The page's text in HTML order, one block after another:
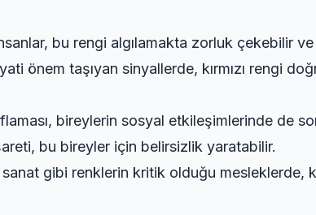
bu rengi algılamakta zorluk çekebilir
önem taşıyan sinyallerde, kırmızı rengi
bireylerin sosyal etkileşimlerinde de
bu bireyler için belirsizlik yaratabilir.
gibi renklerin kritik olduğu mesleklerde,